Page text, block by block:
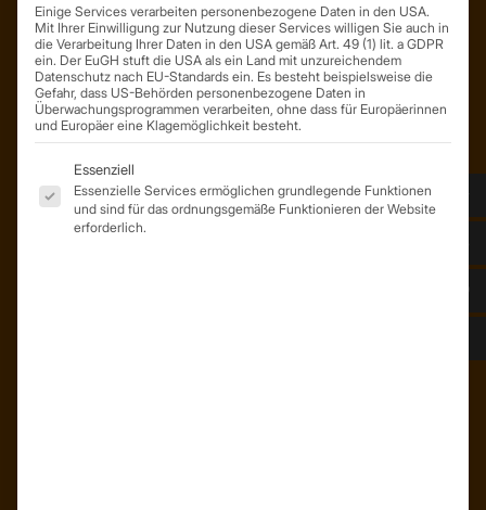
04356 Leipzig
Deutschland
Mail: info@trapezprofile-deutschland.de
Tel.: +49 341 520 19 139
Einige Services verarbeiten personenbezogene Daten in den USA.
Mit Ihrer Einwilligung zur Nutzung dieser Services willigen Sie auch in
die Verarbeitung Ihrer Daten in den USA gemäß Art. 49 (1) lit. a GDPR
ein. Der EuGH stuft die USA als ein Land mit unzureichendem
Datenschutz nach EU-Standards ein. Es besteht beispielsweise die
Gefahr, dass US-Behörden personenbezogene Daten in
Überwachungsprogrammen verarbeiten, ohne dass für Europäerinnen
und Europäer eine Klagemöglichkeit besteht.
Es folgt eine Liste der Service-Gruppen, für die eine
Essenziell
Essenzielle Services ermöglichen grundlegende Funktionen
und sind für das ordnungsgemäße Funktionieren der Website
erforderlich.